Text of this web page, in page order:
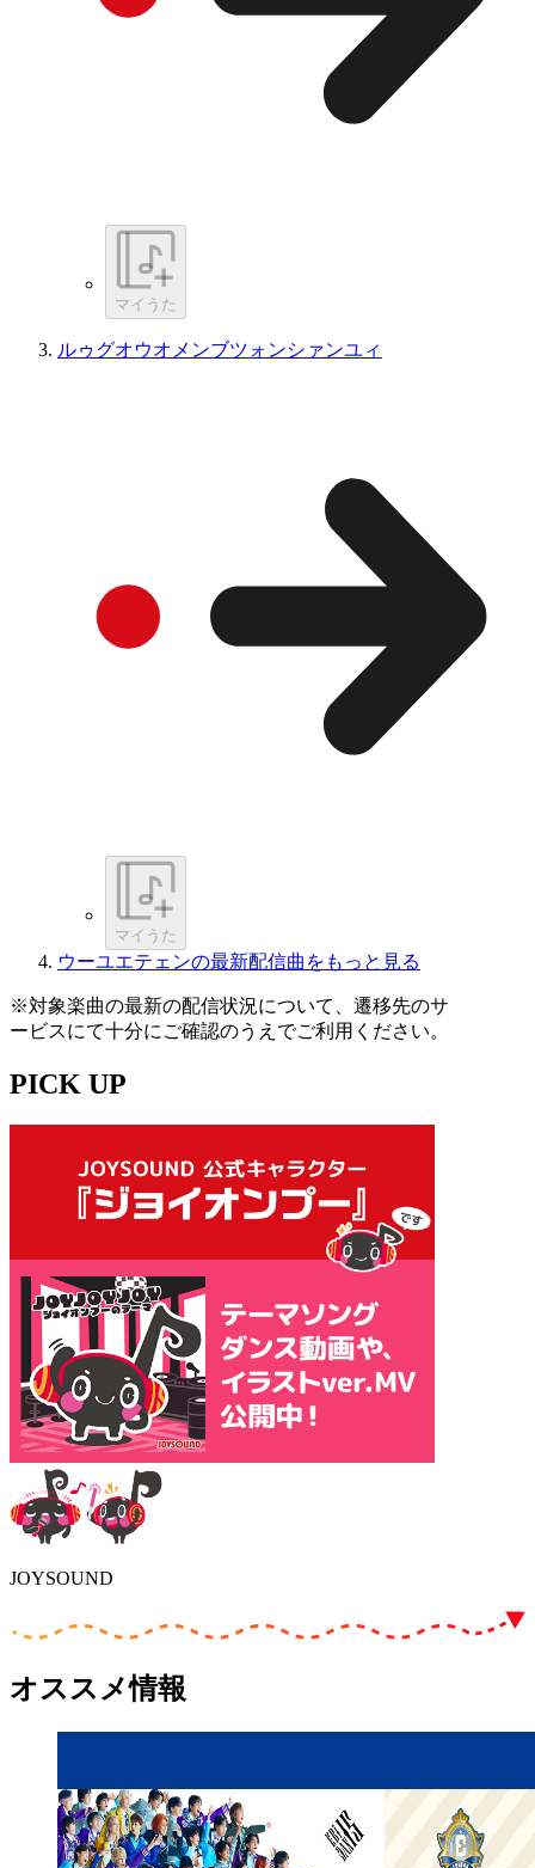
マイうた
ルゥグオウオメンブツォンシァンユィ
マイうた
ウーユエテェンの最新配信曲をもっと見る
※対象楽曲の最新の配信状況について、遷移先のサ
ービスにて十分にご確認のうえでご利用ください。
PICK UP
JOYSOUND
オススメ情報